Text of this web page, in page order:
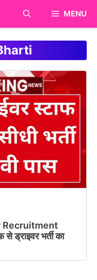
MENU
Recruitment
ड्राइवर भर्ती का